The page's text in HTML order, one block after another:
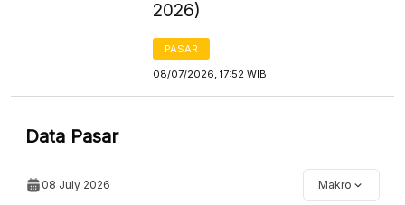
2026)
PASAR
08/07/2026, 17:52 WIB
Data Pasar
08 July 2026 Makro